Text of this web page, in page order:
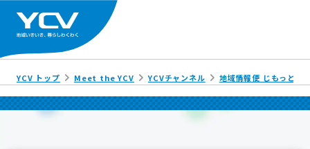
YCV トップ Meet the YCV YCVチャンネル 地域情報便 じもっと!!